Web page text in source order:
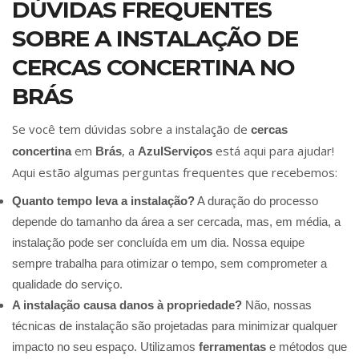
DÚVIDAS FREQUENTES
SOBRE A INSTALAÇÃO DE
CERCAS CONCERTINA NO
BRÁS
Se você tem dúvidas sobre a instalação de cercas
concertinaem Brás, a AzulServiços está aqui para ajudar!
Aqui estão algumas perguntas frequentes que recebemos:
Quanto tempo leva a instalação?A duração do processo
depende do tamanho da área a ser cercada, mas, em média, a
instalação pode ser concluída em um dia. Nossa equipe
sempre trabalha para otimizar o tempo, sem comprometer a
qualidade do serviço.
A instalação causa danos à propriedade? Não, nossas
técnicas de instalação são projetadas para minimizar qualquer
impacto no seu espaço. Utilizamos ferramentas e métodos que